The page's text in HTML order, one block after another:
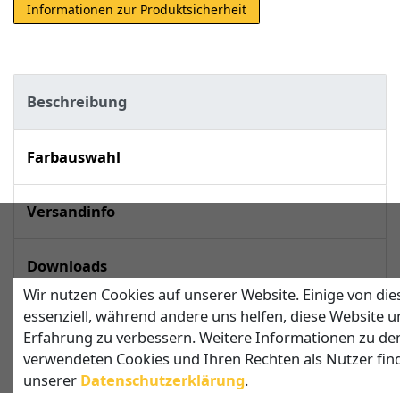
Informationen zur Produktsicherheit
Beschreibung
Farbauswahl
Versandinfo
Downloads
techn. Daten
Wir nutzen Cookies auf unserer Website. Einige von
essenziell, während andere uns helfen, diese Website
Erfahrung zu verbessern. Weitere Informationen zu
verwendeten Cookies und Ihren Rechten als Nutzer
unserer Daten­schutz­erklärung.